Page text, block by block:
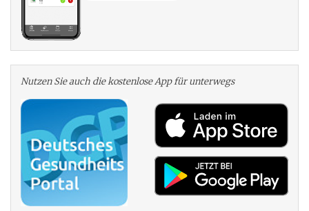
Nutzen Sie auch die kosten­lose App für unterwegs